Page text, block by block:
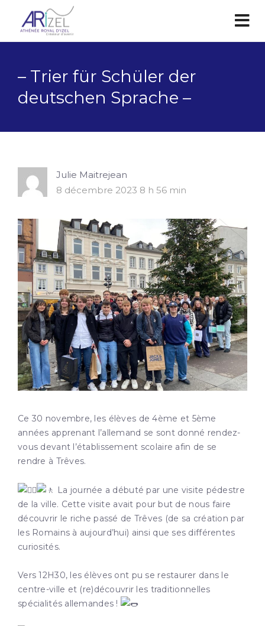
– Trier für Schüler der
deutschen Sprache –
Julie Maitrejean
8 décembre 2023 8 h 56 min
Ce 30 novembre, les élèves de 4ème et 5ème
années apprenant l’allemand se sont donné rendez-
vous devant l’établissement scolaire afin de se
rendre à Trêves.
La journée a débuté par une visite pédestre
de la ville. Cette visite avait pour but de nous faire
découvrir le riche passé de Trêves (de sa création par
les Romains à aujourd’hui) ainsi que ses différentes
curiosités.
Vers 12H30, les élèves ont pu se restaurer dans le
centre-ville et (re)découvrir les traditionnelles
spécialités allemandes !